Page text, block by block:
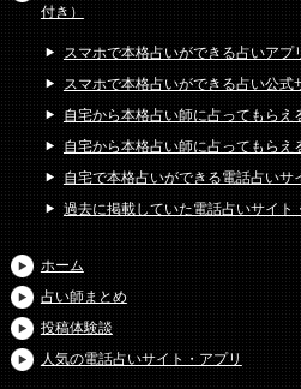
付き）
スマホで本格占いができる占いアプ
スマホで本格占いができる占い公式
自宅から本格占い師に占ってもらえ
自宅から本格占い師に占ってもらえ
自宅で本格占いができる電話占いサ
過去に掲載していた電話占いサイト
ホーム
占い師まとめ
投稿体験談
人気の電話占いサイト・アプリ